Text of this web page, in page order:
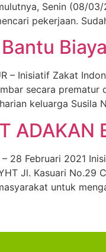
Senin (08/
pekerjaan.
– Inisiatif Zakat
secara prematur
keluarga Susila
ADAKAN
– 28 Februari 2021
Jl. Kasuari
untuk